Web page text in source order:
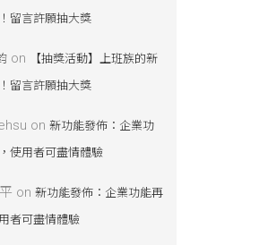
留言許願抽大獎
on
【抽獎活動】上班族的新
留言許願抽大獎
on 新功能發佈：企業功
使用者可盡情體驗
on 新功能發佈：企業功能再
者可盡情體驗